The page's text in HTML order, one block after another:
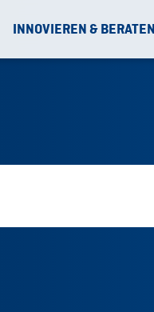
INNOVIEREN & BERATEN